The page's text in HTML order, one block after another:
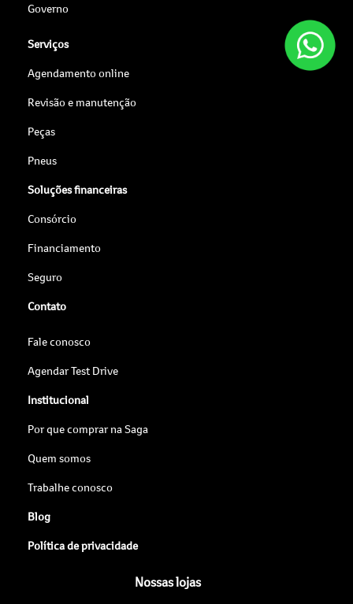
Governo
Serviços
Agendamento online
Revisão e manutenção
Peças
Pneus
Soluções financeiras
Consórcio
Financiamento
Seguro
Contato
Fale conosco
Agendar Test Drive
Institucional
Por que comprar na Saga
Quem somos
Trabalhe conosco
Blog
Política de privacidade
Nossas lojas